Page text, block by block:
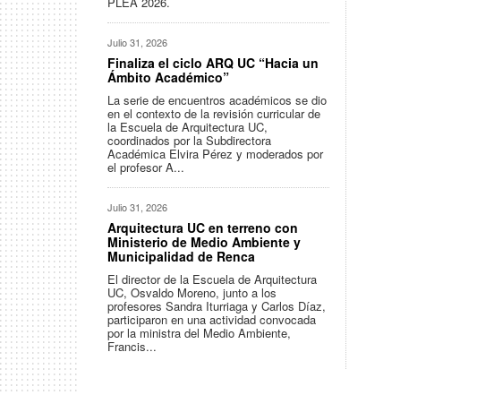
Julio 31, 2026
Finaliza el ciclo ARQ UC “Hacia un
Ámbito Académico”
La serie de encuentros académicos se dio
en el contexto de la revisión curricular de
la Escuela de Arquitectura UC,
coordinados por la Subdirectora
Académica Elvira Pérez y moderados por
el profesor A...
Julio 31, 2026
Arquitectura UC en terreno con
Ministerio de Medio Ambiente y
Municipalidad de Renca
El director de la Escuela de Arquitectura
UC, Osvaldo Moreno, junto a los
profesores Sandra Iturriaga y Carlos Díaz,
participaron en una actividad convocada
por la ministra del Medio Ambiente,
Francis...